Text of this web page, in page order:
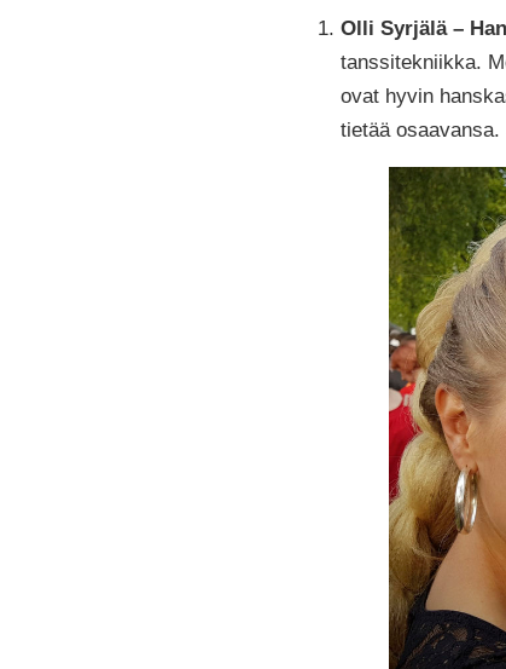
Olli Syrjälä –
tanssitekniikka.
ovat hyvin
tietää